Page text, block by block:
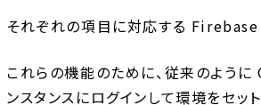
それぞれの項目に対応する Firebase
これらの機能のために、従来のよう
ンスタンスにログインして環境をセッ